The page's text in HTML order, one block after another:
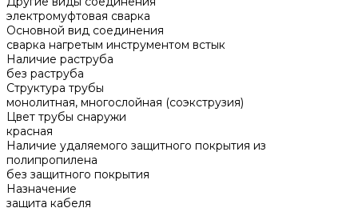
электромуфтовая сварка
Основной вид соединения
сварка нагретым инструментом встык
Наличие раструба
без раструба
Структура трубы
монолитная, многослойная (соэкструзия)
Цвет трубы снаружи
красная
Наличие удаляемого защитного покрытия из
полипропилена
без защитного покрытия
Назначение
защита кабеля